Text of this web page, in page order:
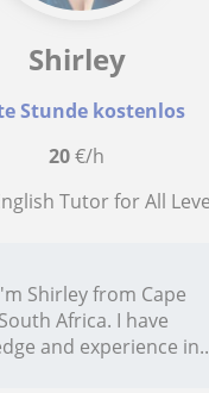
Shirley
Stunde kostenlos
20€/h
Tutor for All
Shirley from Cape
Africa. I have
and experience